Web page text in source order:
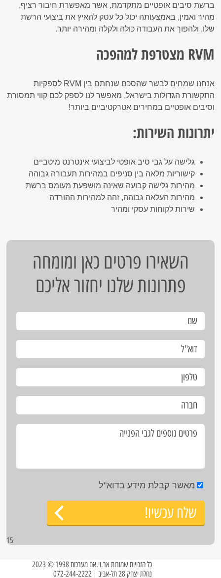
ברשת סיבים אופטיים מתקדמת, אשר מאפשרת חיבור רציף,
מהיר ואמין, באמצעותה יכול כל עסק להאיץ את ביצועי הרשת
שלו, ולהפוך את העבודה כולה ולקלה ומהירה יותר.
RVM מצטרפת למהפכה
אנחנו שמחים לבשר שהסכם שנחתם בין RVM לספקיות
התקשורת הגדולות בישראל, מאפשר לנו לספק לכם קווי תמסורת
וסיבים אופטיים במחירים אטרקטיביים ביותר!
יתרונות השירות:
גלישה על גבי סיב אופטי לביצועי אינטרנט מיטביים
קישוריות מלאה בין סניפים במהירות תעבורה גבוהה
מהירות גלישה קבועה שאינה מושפעת מעומס ברשת
מהירות העלאה גבוהה, זהה למהירות ההורדה
שירות לקוחות עסקי ומהיר
השאירו פרטים כאן ומומחה
פתרונות שלנו יחזור אליכם
מאשר קבלת מידע בדוא"ל
שלח עכשיו!
15
כל הזכויות שמורות אר.וי.אם מערכות 1998 © 2023
נחלת יצחק 28 תל-אביב | 072-244-2222